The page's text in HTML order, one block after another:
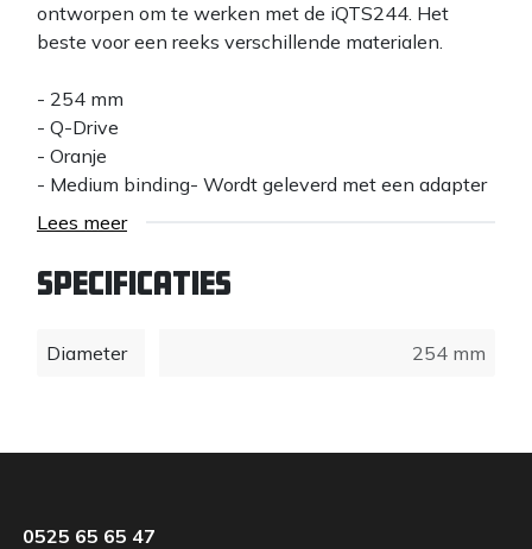
ontworpen om te werken met de iQTS244. Het
beste voor een reeks verschillende materialen.
- 254 mm
- Q-Drive
- Oranje
- Medium binding- Wordt geleverd met een adapter
waarmee het blad op een standaard prieel past.
*Dit is het originele mes dat bij de iQTS244 wordt
geleverd
Lees meer
Specificaties
Diameter 254 mm
0525 65 65 47